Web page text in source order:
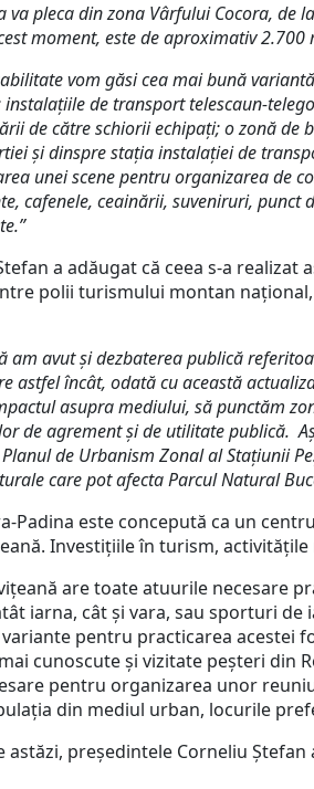
pleca din zona Vârfului Cocora,
moment, este de aproximativ 2.700
vom găsi cea mai bună
de transport telescaun-
de către schiorii echipați; o zonă
și dinspre stația instalației de
unei scene pentru organizarea de
cafenele, ceainării, suveniruri,
a adăugat că ceea s-a
polii turismului montan
și dezbaterea publică
astfel încât, odată cu această
asupra mediului, să punctăm
de agrement și de utilitate publică.
de Urbanism Zonal al Stațiunii
care pot afecta Parcul Natural
este concepută ca un centru
Investițiile în turism,
are toate atuurile necesare
iarna, cât și vara, sau sporturi
pentru practicarea acestei
cunoscute şi vizitate peşteri din
pentru organizarea unor
din mediul urban, locurile
astăzi, președintele Corneliu